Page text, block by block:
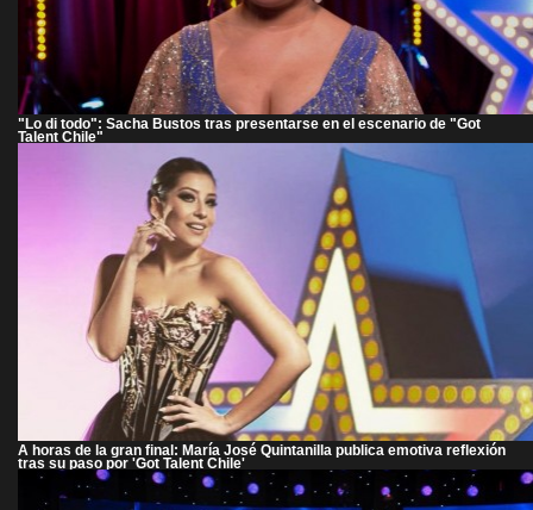
"Lo di todo": Sacha Bustos tras presentarse en el escenario de "Got
Talent Chile"
A horas de la gran final: María José Quintanilla publica emotiva reflexión
tras su paso por 'Got Talent Chile'